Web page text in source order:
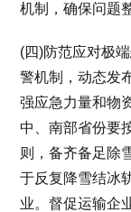
机制，确保问题
(四)防范应对极
警机制，动态发
强应急力量和物
中、南部省份要
则，备齐备足除
于反复降雪结冰
业。督促运输企